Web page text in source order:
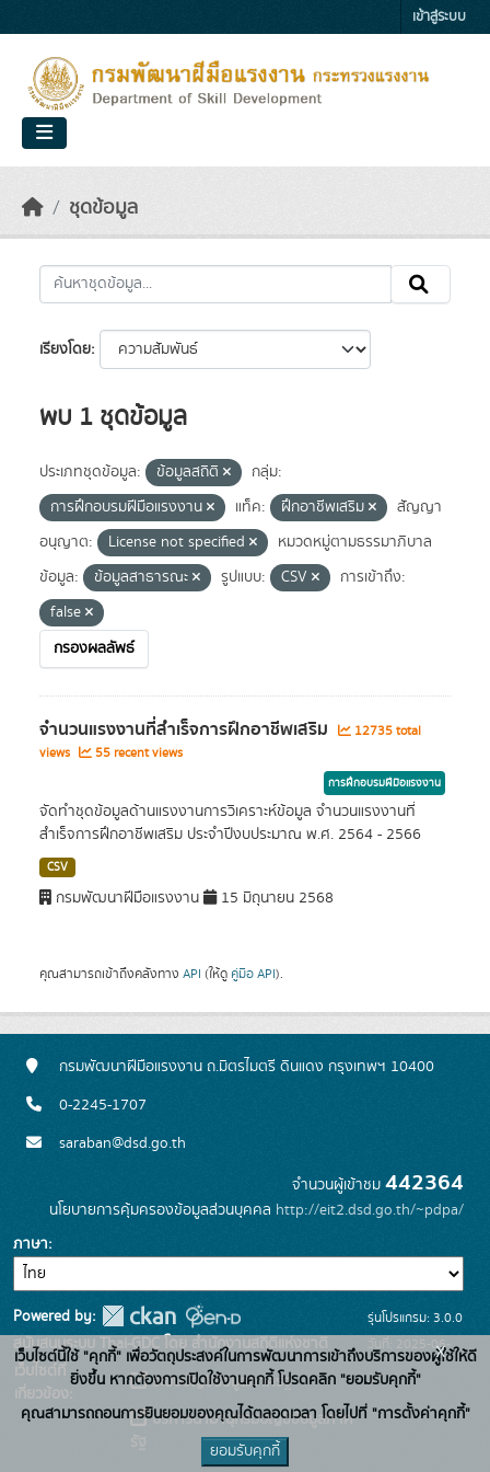
เข้าสู่ระบบ
ชุดข้อมูล
เรียงโดย
พบ 1 ชุดข้อมูล
ประเภทชุดข้อมูล: ข้อมูลสถิติ
กลุ่ม:
การฝึกอบรมฝีมือแรงงาน
แท็ค: ฝึกอาชีพเสริม
สัญญา
อนุญาต:
License not specified
หมวดหมู่ตามธรรมาภิบาล
ข้อมูล:
ข้อมูลสาธารณะ รูปแบบ: CSV
การเข้าถึง:
false
กรองผลลัพธ์
จำนวนแรงงานที่สำเร็จการฝึกอาชีพเสริม
12735 total
views
55 recent views
การฝึกอบรมฝีมือแรงงาน
จัดทำชุดข้อมูลด้านแรงงานการวิเคราะห์ข้อมูล จำนวนแรงงานที่
สำเร็จการฝึกอาชีพเสริม ประจำปีงบประมาณ พ.ศ. 2564 - 2566
CSV
กรมพัฒนาฝีมือแรงงาน 15 มิถุนายน 2568
คุณสามารถเข้าถึงคลังทาง API (ให้ดู คู่มือ API).
กรมพัฒนาฝีมือแรงงาน ถ.มิตรไมตรี ดินแดง กรุงเทพฯ 10400
0-2245-1707
saraban@dsd.go.th
จำนวนผู้เข้าชม 442364
นโยบายการคุ้มครองข้อมูลส่วนบุคคล http://eit2.dsd.go.th/~pdpa/
ภาษา
Powered by:
สนับสนุนระบบ Thai-GDC โดย สำนักงานสถิติแห่งชาติ
เว็บไซต์ที่
เกี่ยวข้อง:
ระบบบัญชีข้อมูลภาครัฐ
บริการนามานุกรมบัญชีข้อมูลภาค
รุ่นโปรแกรม: 3.0.0
วันที่: 2025-06-
10
เว็บไซต์นี้ใช้ "คุกกี้" เพื่อวัตถุประสงค์ในการพัฒนาการเข้าถึงบริการของผู้ใช้ให้ดี
ยิ่งขึ้น หากต้องการเปิดใช้งานคุกกี้ โปรดคลิก "ยอมรับคุกกี้"
คุณสามารถถอนการยินยอมของคุณได้ตลอดเวลา โดยไปที่ "การตั้งค่าคุกกี้"
ยอมรับคุกกี้
x